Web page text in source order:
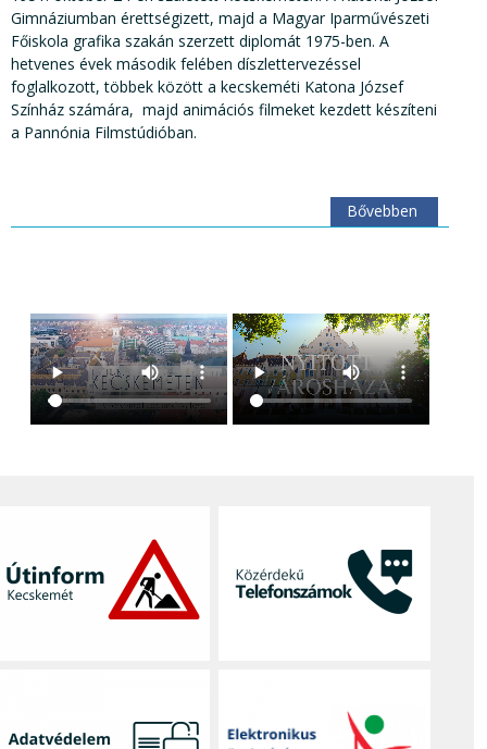
Gimnáziumban érettségizett, majd a Magyar Iparművészeti
Főiskola grafika szakán szerzett diplomát 1975-ben. A
hetvenes évek második felében díszlettervezéssel
foglalkozott, többek között a kecskeméti Katona József
Színház számára, majd animációs filmeket kezdett készíteni
a Pannónia Filmstúdióban.
Bővebben